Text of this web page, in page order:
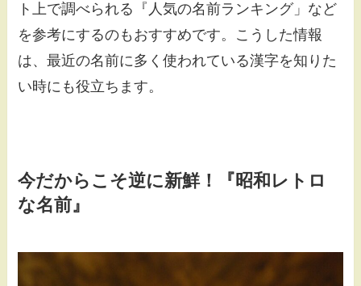
ト上で調べられる『人気の名前ランキング」など
を参考にするのもおすすめです。こうした情報
は、最近の名前に多く使われている漢字を知りた
い時にも役立ちます。
今だからこそ逆に新鮮！『昭和レトロ
な名前』